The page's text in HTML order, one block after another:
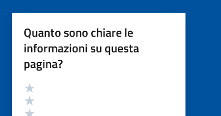
Quanto sono chiare le
informazioni su questa
pagina?
Valutazione